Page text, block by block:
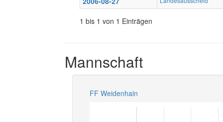
1 bis 1 von 1 Einträgen
Mannschaft
FF Weidenhain